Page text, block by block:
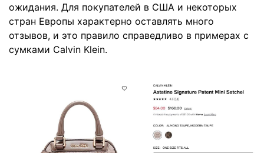
ожидания. Для покупателей в США и некоторых
стран Европы характерно оставлять много
отзывов, и это правило справедливо в примерах с
сумками Calvin Klein.